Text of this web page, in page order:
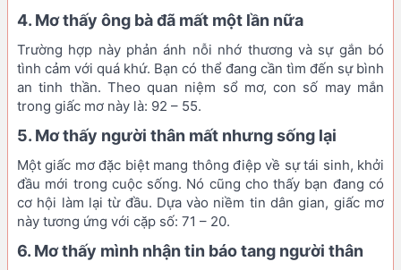
4. Mơ thấy ông bà đã mất một lần nữa
Trường hợp này phản ánh nỗi nhớ thương và sự gắn bó
tình cảm với quá khứ. Bạn có thể đang cần tìm đến sự bình
an tinh thần. Theo quan niệm sổ mơ, con số may mắn
trong giấc mơ này là: 92 – 55.
5. Mơ thấy người thân mất nhưng sống lại
Một giấc mơ đặc biệt mang thông điệp về sự tái sinh, khởi
đầu mới trong cuộc sống. Nó cũng cho thấy bạn đang có
cơ hội làm lại từ đầu. Dựa vào niềm tin dân gian, giấc mơ
này tương ứng với cặp số: 71 – 20.
6. Mơ thấy mình nhận tin báo tang người thân